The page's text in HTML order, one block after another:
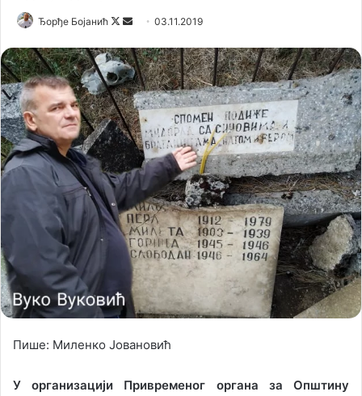
Ђорђе Бојанић
F
l
l
o
w
o
n
X
n
d
a
n
e
m
a
l
03.11.2019
Пише: Миленко Јовановић
У организацији Привременог органа за Општину